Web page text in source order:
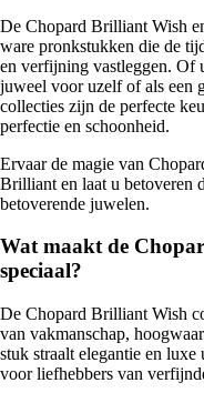
De Chopard Brilliant Wish
ware pronkstukken die de
en verfijning vastleggen. Of
juweel voor uzelf of als een
collecties zijn de perfecte
perfectie en schoonheid.
Ervaar de magie van
Brilliant en laat u betoveren
betoverende juwelen.
Wat maakt de
speciaal?
De Chopard Brilliant Wish
van vakmanschap,
stuk straalt elegantie en
voor liefhebbers van